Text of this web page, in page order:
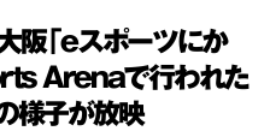
阪「eスポーツにか
Arenaで行われた
様子が放映